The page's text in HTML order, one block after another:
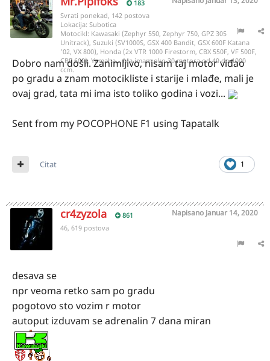
183
Svrati ponekad, 142 postova
Lokacija: Subotica
Motocikl: Kawasaki (Zephyr 550, Zephyr 750, GPZ 305
Unitrack), Suzuki (SV1000S, GSX 400 Bandit, GSX 600F Katana
'02, VX 800), Honda (2x VTR 1000 Firestorm, CBX 550F, VF 500F,
CBF 600), Yamaha... Ma imam oko 30 motora od 49 do 1000
ccm.
Dobro nam došli. Zanimljivo, nisam taj motor viđao
po gradu a znam motocikliste i starije i mlađe, mali je
ovaj grad, tata mi ima isto toliko godina i vozi...
Sent from my POCOPHONE F1 using Tapatalk
1
Citat
cr4zyzola 861 Napisano Januar 14, 2020
46, 619 postova
desava se
npr veoma retko sam po gradu
pogotovo sto vozim r motor
autoput izduvam se adrenalin 7 dana miran